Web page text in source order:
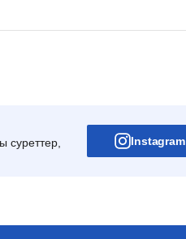
суреттер,
Instagram